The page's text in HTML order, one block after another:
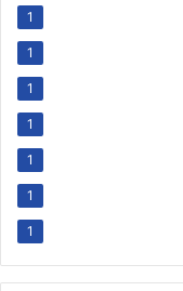
1
1
1
1
1
1
1